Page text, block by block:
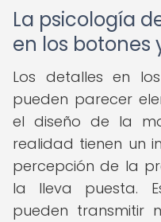
La psicología
en los botones
Los detalles en
pueden parecer
el diseño de la
realidad tienen un
percepción de la
la lleva puesta.
pueden transmitir